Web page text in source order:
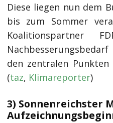
Diese liegen nun dem
bis zum Sommer
Koalitionspartner
den zentralen
(taz, Klimareporter)
3) Sonnenreichster